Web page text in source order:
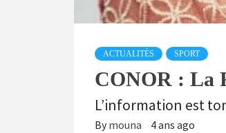
ACTUALITÉS SPORT
CONOR : La
L’information est
By mouna 4 ans ago